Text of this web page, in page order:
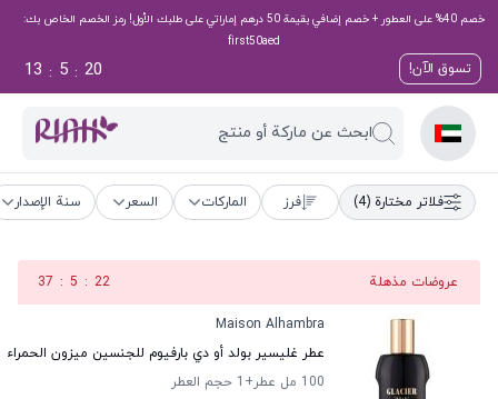
خصم 40% على العطور + خصم إضافي بقيمة 50 درهم إماراتي على طلبك الأول! رمز الخصم الخاص بك:
first50aed
تسوق الآن! 19
:
5
:
13
ابحث عن ماركة أو منتج
فلاتر مختارة (4) فرز الماركات السعر سنة الإصدار
عروضات مذهلة 21
:
5
:
37
Maison Alhambra
عطر غليسير بولد أو دي بارفيوم للجنسين ميزون الحمراء
100 مل عطر
+1
حجم العطر